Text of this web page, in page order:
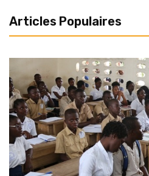
Articles Populaires